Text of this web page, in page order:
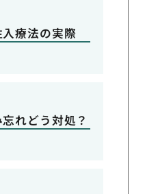
療法の実際
れどう対処？